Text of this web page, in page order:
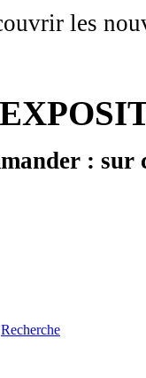
les
: sur
Recherche